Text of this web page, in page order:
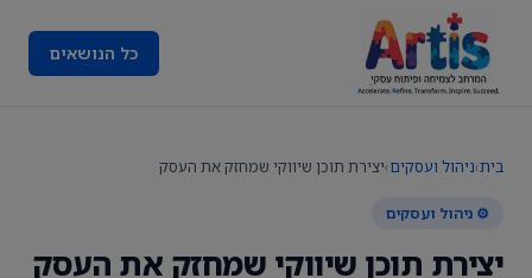
כל הנושאים
בית›ניהול ועסקים›יצירת תוכן שיווקי שמחזק את העסק
⚙️ ניהול ועסקים
יצירת תוכן שיווקי שמחזק את העסק